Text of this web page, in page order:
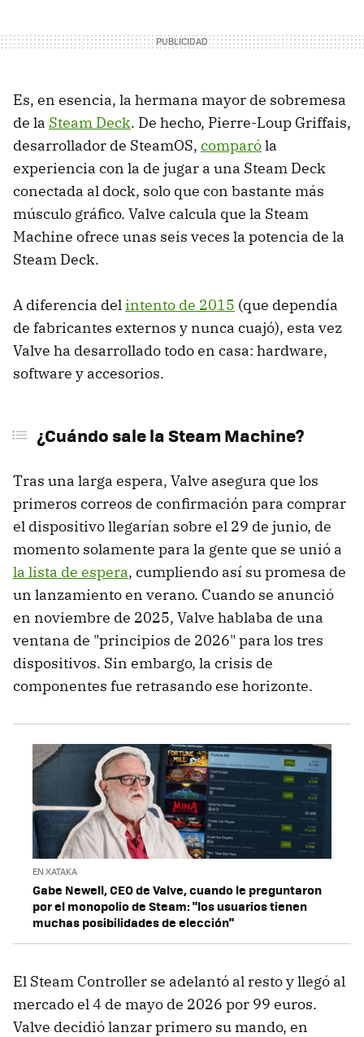
Es, en esencia, la hermana mayor de sobremesa
de la Steam Deck. De hecho, Pierre-Loup Griffais,
desarrollador de SteamOS, comparóla
experiencia con la de jugar a una Steam Deck
conectada al dock, solo que con bastante más
músculo gráfico. Valve calcula que la Steam
Machine ofrece unas seis veces la potencia de la
Steam Deck.
A diferencia delintento de 2015 (que dependía
de fabricantes externos y nunca cuajó), esta vez
Valve ha desarrollado todo en casa: hardware,
software y accesorios.
¿Cuándo sale la Steam Machine?
Tras una larga espera, Valve asegura que los
primeros correos de confirmación para comprar
el dispositivo llegarían sobre el 29 de junio, de
momento solamente para la gente que se unió a
la lista de espera, cumpliendo así su promesa de
un lanzamiento en verano. Cuando se anunció
en noviembre de 2025, Valve hablaba de una
ventana de "principios de 2026" para los tres
dispositivos. Sin embargo, la crisis de
componentes fue retrasando ese horizonte.
EN XATAKA
Gabe Newell, CEO de Valve, cuando le preguntaron
por el monopolio de Steam: "los usuarios tienen
muchas posibilidades de elección"
El Steam Controller se adelantó al resto y llegó al
mercado el 4 de mayo de 2026 por 99 euros.
Valve decidió lanzar primero su mando, en